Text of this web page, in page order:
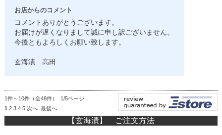
お店からのコメント
コメントありがとうございます。
お届けが遅くなりまして誠に申し訳ございません。
今後ともよろしくお願い致します。
玄海漬 高田
1件～10件（全48件） 1/5ページ
1 2 3 4 5 次へ 最後へ
【玄海漬】 ご注文方法